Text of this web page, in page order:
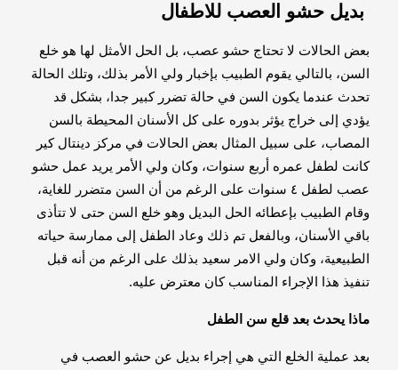
بديل حشو العصب للاطفال
بعض الحالات لا تحتاج حشو عصب، بل الحل الأمثل لها هو خلع
السن، بالتالي يقوم الطبيب بإخبار ولي الأمر بذلك، وتلك الحالة
تحدث عندما يكون السن في حالة تضرر كبير جدا، بشكل قد
يؤدي إلى خراج يؤثر بدوره على كل الأسنان المحيطة بالسن
المصاب، على سبيل المثال بعض الحالات في مركز دينتال كير
كانت لطفل عمره أربع سنوات، وكان ولي الأمر يريد عمل حشو
عصب لطفل ٤ سنوات على الرغم من أن السن متضرر للغاية،
وقام الطبيب بإعطائه الحل البديل وهو خلع السن حتى لا تتأذى
باقي الأسنان، وبالفعل تم ذلك وعاد الطفل إلى ممارسة حياته
الطبيعية، وكان ولي الامر سعيد بذلك على الرغم من أنه قبل
تنفيذ هذا الإجراء المناسب كان معترض عليه.
ماذا يحدث بعد قلع سن الطفل
بعد عملية الخلع التي هي إجراء بديل عن حشو العصب في